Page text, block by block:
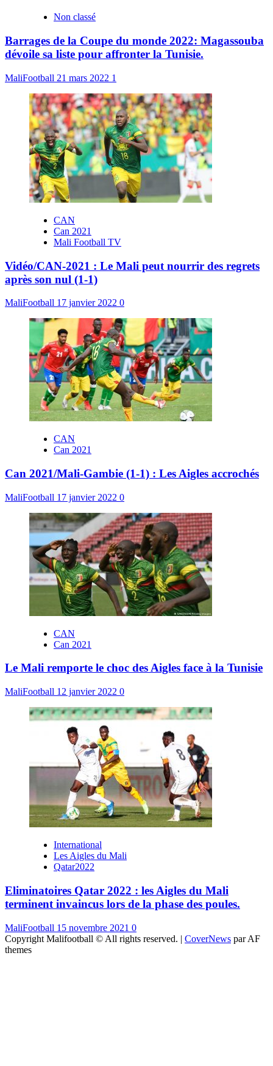
Non classé
Barrages de la Coupe du monde 2022: Magassouba
dévoile sa liste pour affronter la Tunisie.
MaliFootball 21 mars 2022 1
CAN
Can 2021
Mali Football TV
Vidéo/CAN-2021 : Le Mali peut nourrir des regrets
après son nul (1-1)
MaliFootball 17 janvier 2022 0
CAN
Can 2021
Can 2021/Mali-Gambie (1-1) : Les Aigles accrochés
MaliFootball 17 janvier 2022 0
CAN
Can 2021
Le Mali remporte le choc des Aigles face à la Tunisie
MaliFootball 12 janvier 2022 0
International
Les Aigles du Mali
Qatar2022
Eliminatoires Qatar 2022 : les Aigles du Mali
terminent invaincus lors de la phase des poules.
MaliFootball 15 novembre 2021 0
Copyright Malifootball © All rights reserved. | CoverNews par AF
themes